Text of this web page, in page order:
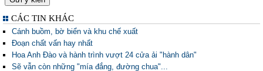
CÁC TIN KHÁC
Cánh buồm, bờ biển và khu chế xuất
Đoạn chất vấn hay nhất
Hoa Anh Đào và hành trình vượt 24 cửa ải "hành dân"
Sẽ vẫn còn những "mía đắng, đường chua"...